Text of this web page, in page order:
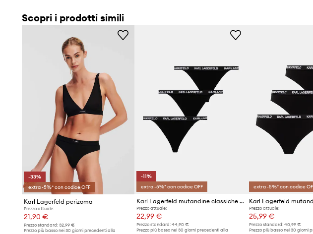
che si adatta alla silhouette.
vita bassa
si abbina perfettamente ai capi a vita bassa, enfatizzando la
linea dei fianchi.
banda elastica sottile con logo
Karl Lagerfeld non stringe, aggiungendo un
tocco di stile discreto e firmato.
Pratica confezione da 3
Scopri i prodotti simili
-33%
extra -5%* con codice OFF
Karl Lagerfeld perizoma
Prezzo attuale:
21,90 €
Prezzo standard: 32,99 €
Prezzo più basso nei 30 giorni precedenti alla
-11%
extra -5%* con codice OFF
Karl Lagerfeld mutandine classiche da donna in cotone con elastan pacco da 3
Prezzo attuale:
22,99 €
Prezzo standard:44,90 €
Prezzo più basso nei 30 giorni precedenti alla
extra -5%* con codice
Prezzo attuale:
25,99 €
Prezzo standard: 40,99 €
Prezzo più basso nei 30 giorni